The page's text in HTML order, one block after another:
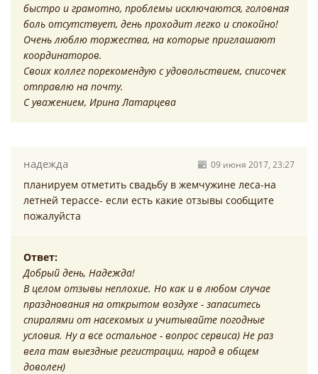
быстро и грамотно, проблемы исключаются, головная
боль отсутствует, день проходит легко и спокойно!
Очень люблю торжества, на которые приглашают
координаторов.
Своих коллег порекомендую с удовольствием, списочек
отправлю на почту.
С уважением, Ирина Латарцева
надежда 09 июня 2017, 23:27
планируем отметить свадьбу в жемчужине леса-на
летней терассе- если есть какие отзывы сообщите
пожалуйста
Ответ:
Добрый день, Надежда!
В целом отзывы неплохие. Но как и в любом случае
празднования на открытом воздухе - запаситесь
спиралями от насекомых и учитывайте погодные
условия. Ну а все остальное - вопрос сервиса) Не раз
вела там выездные регистрации, народ в общем
доволен)